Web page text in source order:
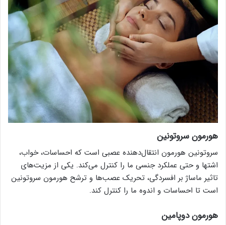
هورمون سروتونین
سروتونین هورمون انتقال‌دهنده عصبی است که احساسات، خواب،
اشتها و حتی عملکرد جنسی ما را کنترل می‌کند. یکی از مزیت‌های
تاثیر ماساژ بر افسردگی، تحریک عصب‌ها و ترشح هورمون سروتونین
است تا احساسات و اندوه ما را کنترل کند.
هورمون دوپامین